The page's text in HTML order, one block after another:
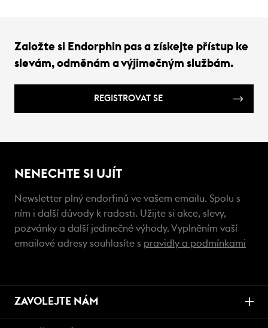
Založte si Endorphin pas a získejte přístup ke
slevám, odměnám a výjimečným službám.
REGISTROVAT SE
NENECHTE SI UJÍT
Newsletter plný endorfinů ve vašem emailu. Spolu s
ním i další důvody k radosti. Užijte si akce, slevy,
pozvánky a další jedinečné výhody. Vyplněním vaší
emailové adresy souhlasíte s pravidly a podmínkami
ZAVOLEJTE NÁM